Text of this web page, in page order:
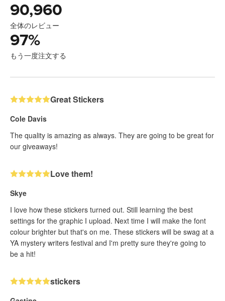
90,960
全体のレビュー
97%
もう一度注文する
Great Stickers
Cole Davis
The quality is amazing as always. They are going to be great for
our giveaways!
Love them!
Skye
I love how these stickers turned out. Still learning the best
settings for the graphic I upload. Next time I will make the font
colour brighter but that's on me. These stickers will be swag at a
YA mystery writers festival and I'm pretty sure they're going to
be a hit!
stickers